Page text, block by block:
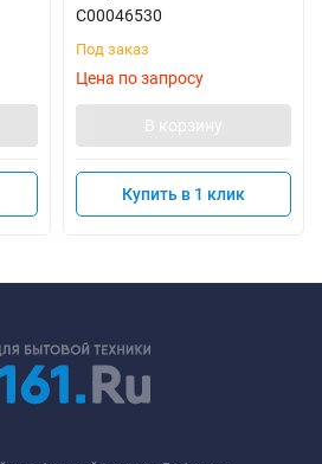
C00046530
Под заказ
Цена по запросу
В корзину
Купить в 1 клик